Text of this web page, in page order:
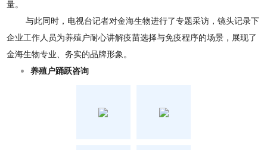
量。
与此同时，电视台记者对金海生物进行了专题采访，镜头记录下
企业工作人员为养殖户耐心讲解疫苗选择与免疫程序的场景，展现了
金海生物专业、务实的品牌形象。
养殖户踊跃咨询